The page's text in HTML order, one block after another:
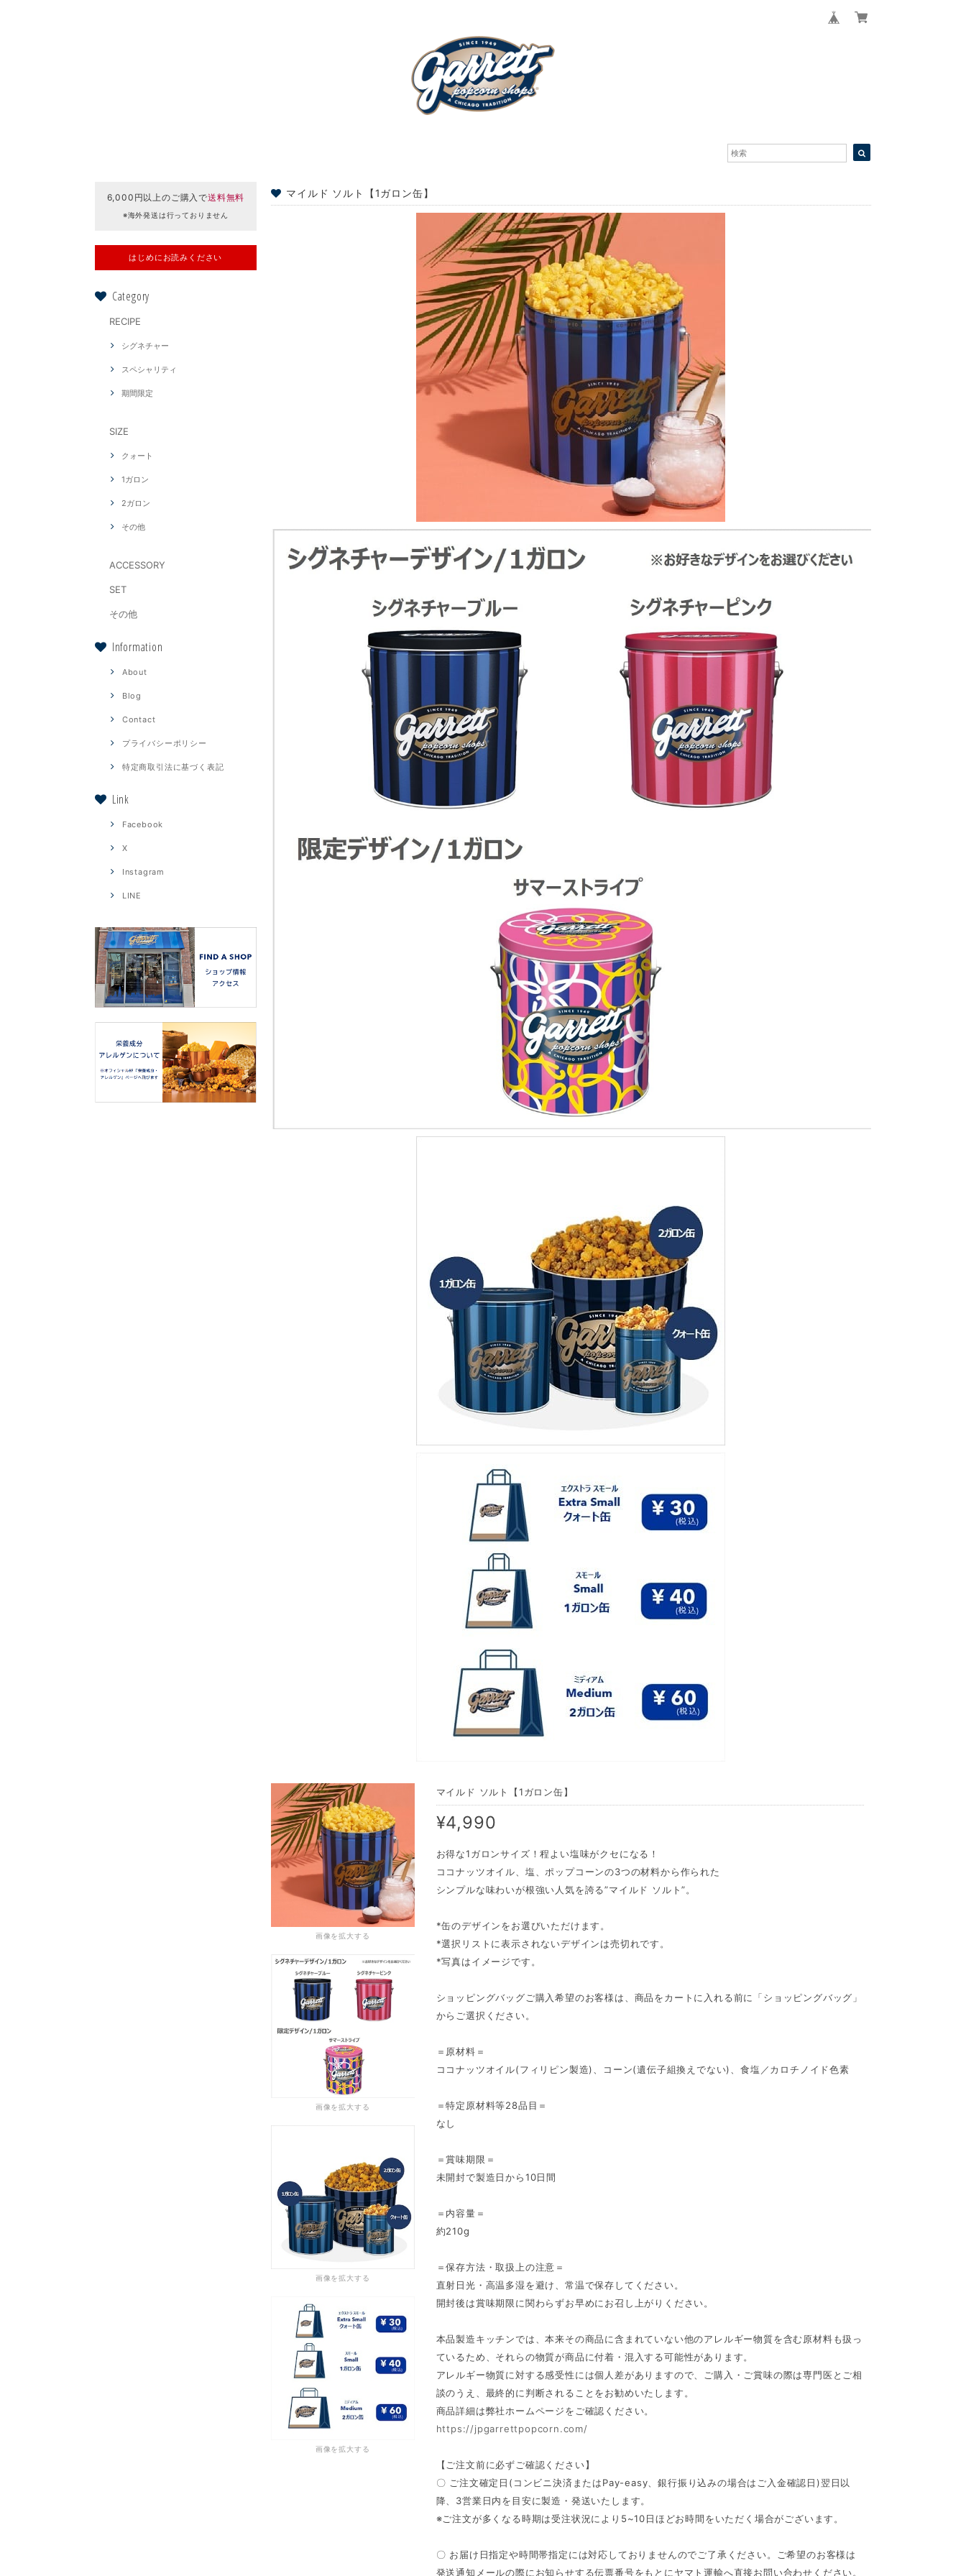
6,000円以上のご購入で送料無料
※海外発送は行っておりません
はじめにお読みください
Category
RECIPE
シグネチャー
スペシャリティ
期間限定
SIZE
クォート
1ガロン
2ガロン
その他
ACCESSORY
SET
その他
Information
About
Blog
Contact
プライバシーポリシー
特定商取引法に基づく表記
Link
Facebook
X
Instagram
LINE
マイルド ソルト【1ガロン缶】
画像を拡大する
画像を拡大する
画像を拡大する
画像を拡大する
マイルド ソルト【1ガロン缶】
¥4,990
お得な1ガロンサイズ！程よい塩味がクセになる！
ココナッツオイル、塩、ポップコーンの3つの材料から作られた
シンプルな味わいが根強い人気を誇る”マイルド ソルト”。
*缶のデザインをお選びいただけます。
*選択リストに表示されないデザインは売切れです。
*写真はイメージです。
ショッピングバッグご購入希望のお客様は、商品をカートに入れる前に「ショッピングバッグ」
からご選択ください。
＝原材料＝
ココナッツオイル(フィリピン製造)、コーン(遺伝子組換えでない)、食塩／カロチノイド色素
＝特定原材料等28品目＝
なし
＝賞味期限＝
未開封で製造日から10日間
＝内容量＝
約210g
＝保存方法・取扱上の注意＝
直射日光・高温多湿を避け、常温で保存してください。
開封後は賞味期限に関わらずお早めにお召し上がりください。
本品製造キッチンでは、本来その商品に含まれていない他のアレルギー物質を含む原材料も扱っ
ているため、それらの物質が商品に付着・混入する可能性があります。
アレルギー物質に対する感受性には個人差がありますので、ご購入・ご賞味の際は専門医とご相
談のうえ、最終的に判断されることをお勧めいたします。
商品詳細は弊社ホームページをご確認ください。
https://jpgarrettpopcorn.com/
【ご注文前に必ずご確認ください】
〇 ご注文確定日(コンビニ決済またはPay-easy、銀行振り込みの場合はご入金確認日)翌日以
降、3営業日内を目安に製造・発送いたします。
※ご注文が多くなる時期は受注状況により5~10日ほどお時間をいただく場合がございます。
〇 お届け日指定や時間帯指定には対応しておりませんのでご了承ください。ご希望のお客様は
発送通知メールの際にお知らせする伝票番号をもとにヤマト運輸へ直接お問い合わせください。